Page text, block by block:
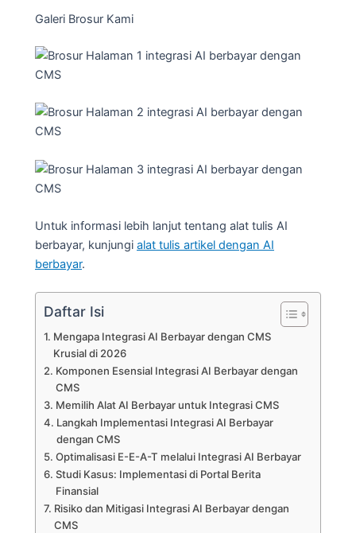
Galeri Brosur Kami
Untuk informasi lebih lanjut tentang alat tulis AI
berbayar, kunjungi alat tulis artikel dengan AI
berbayar.
Daftar Isi
Mengapa Integrasi AI Berbayar dengan CMS
Krusial di 2026
Komponen Esensial Integrasi AI Berbayar dengan
CMS
Memilih Alat AI Berbayar untuk Integrasi CMS
Langkah Implementasi Integrasi AI Berbayar
dengan CMS
Optimalisasi E-E-A-T melalui Integrasi AI Berbayar
Studi Kasus: Implementasi di Portal Berita
Finansial
Risiko dan Mitigasi Integrasi AI Berbayar dengan
CMS